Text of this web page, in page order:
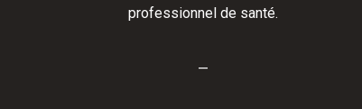
professionnel de santé.
—